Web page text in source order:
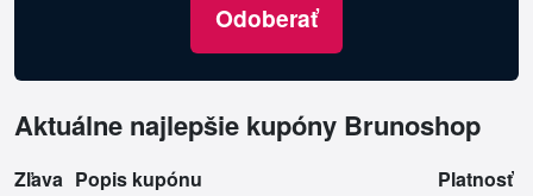
Odoberať
Aktuálne najlepšie kupóny Brunoshop
Zľava Popis kupónu Platnosť